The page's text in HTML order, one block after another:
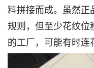
料拼接而成。虽然正
规则，但至少花纹位
的工厂，可能有时连